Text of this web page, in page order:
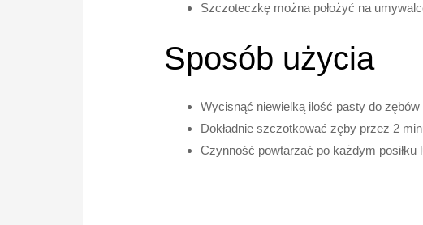
Szczoteczkę można położyć na
Sposób użycia
Wycisnąć niewielką ilość pasty do zębów
Dokładnie szczotkować zęby przez 2
Czynność powtarzać po każdym